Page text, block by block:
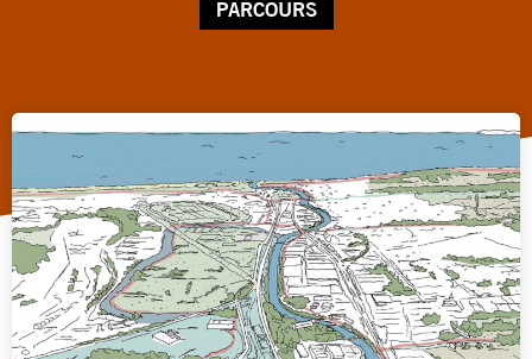
PARCOURS